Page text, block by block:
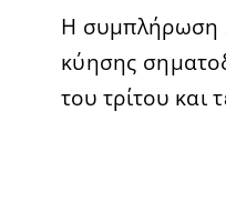
Η συμπλήρωση
κύησης
του τρίτου και